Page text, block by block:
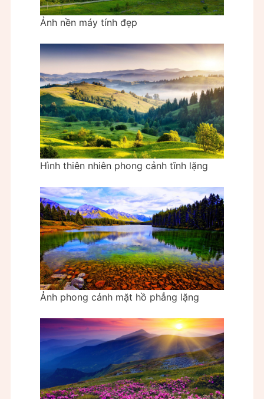
Ảnh nền máy tính đẹp
Hình thiên nhiên phong cảnh tĩnh lặng
Ảnh phong cảnh mặt hồ phẳng lặng